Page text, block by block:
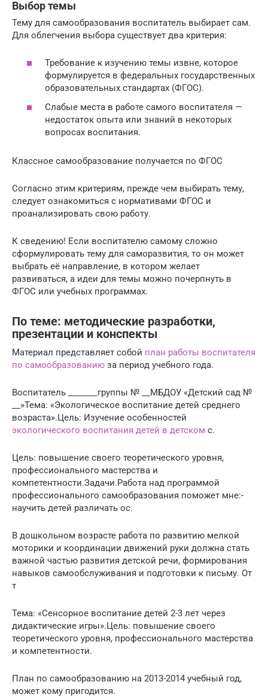
Выбор темы
Тему для самообразования воспитатель выбирает сам.
Для облегчения выбора существует два критерия:
Требование к изучению темы извне, которое
формулируется в федеральных государственных
образовательных стандартах (ФГОС).
Слабые места в работе самого воспитателя —
недостаток опыта или знаний в некоторых
вопросах воспитания.
Классное самообразование получается по ФГОС
Согласно этим критериям, прежде чем выбирать тему,
следует ознакомиться с нормативами ФГОС и
проанализировать свою работу.
К сведению! Если воспитателю самому сложно
сформулировать тему для саморазвития, то он может
выбрать её направление, в котором желает
развиваться, а идеи для темы можно почерпнуть в
ФГОС или учебных программах.
По теме: методические разработки,
презентации и конспекты
Материал представляет собой план работы воспитателя
по самообразованию за период учебного года.
Воспитатель _______группы № __МБДОУ «Детский сад №
__»Тема: «Экологическое воспитание детей среднего
возраста».Цель: Изучение особенностей
экологического воспитания детей в детском с.
Цель: повышение своего теоретического уровня,
профессионального мастерства и
компетентности.Задачи.Работа над программой
профессионального самообразования поможет мне:-
научить детей различать ос.
В дошкольном возрасте работа по развитию мелкой
моторики и координации движений руки должна стать
важной частью развития детской речи, формирования
навыков самообслуживания и подготовки к письму. От
т
Тема: «Сенсорное воспитание детей 2-3 лет через
дидактические игры».Цель: повышение своего
теоретического уровня, профессионального мастерства
и компетентности.
План по самообразованию на 2013-2014 учебный год,
может кому пригодится.